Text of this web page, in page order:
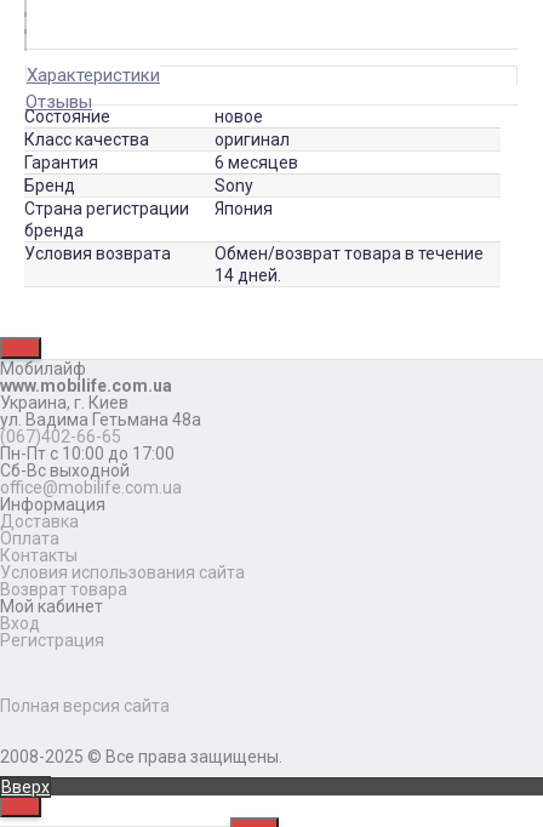
Характеристики
Отзывы
Состояние
новое
Класс качества
оригинал
Гарантия
6 месяцев
Бренд
Sony
Страна регистрации
бренда
Япония
Условия возврата
Обмен/возврат товара в течение
14 дней.
Мобилайф
www.mobilife.com.ua
Украина, г. Киев
ул. Вадима Гетьмана 48а
(067)402-66-65
Пн-Пт с 10:00 до 17:00
Сб-Вс выходной
office@mobilife.com.ua
Информация
Доставка
Оплата
Контакты
Условия использования сайта
Возврат товара
Мой кабинет
Вход
Регистрация
Полная версия сайта
2008-2025 © Все права защищены.
Вверх